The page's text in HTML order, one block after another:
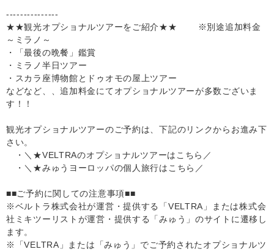
---------------
★★観光オプショナルツアーをご紹介★★ ※別途追加料金
～ミラノ～
・「最後の晩餐」鑑賞
・ミラノ半日ツアー
・スカラ座博物館とドゥオモの屋上ツアー
などなど、、追加料金にてオプショナルツアーが多数ございま
す！！
観光オプショナルツアーのご予約は、下記のリンクからお進み下
さい。
・＼★VELTRAのオプショナルツアーはこちら／
・＼★みゅうヨーロッパの個人旅行はこちら／
■■ご予約に関しての注意事項■■
※ベルトラ株式会社が運営・提供する「VELTRA」または株式会
社ミキツーリストが運営・提供する「みゅう」のサイトに遷移し
ます。
※「VELTRA」または「みゅう」でご予約されたオプショナルツ